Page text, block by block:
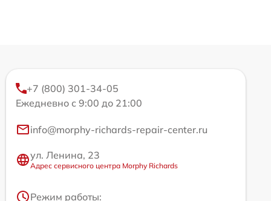
+7 (800) 301-34-05
Ежедневно с 9:00 до 21:00
info@morphy-richards-repair-center.ru
ул. Ленина, 23
Адрес сервисного центра Morphy Richards
Режим работы: